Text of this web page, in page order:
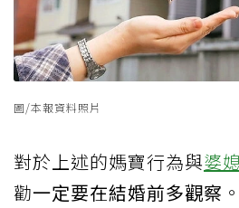
圖/本報資料照片
對於上述的媽寶行為與婆
勸一定要在結婚前多觀察